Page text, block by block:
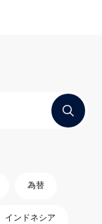
為替
インドネシア